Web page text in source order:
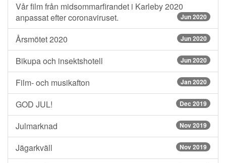
Vår film från midsommarfirandet i Karleby 2020
anpassat efter coronaviruset.
Jun 2020
Årsmötet 2020 Jun 2020
Bikupa och insektshotell Jun 2020
Film- och musikafton Jan 2020
GOD JUL! Dec 2019
Julmarknad Nov 2019
Jägarkväll Nov 2019